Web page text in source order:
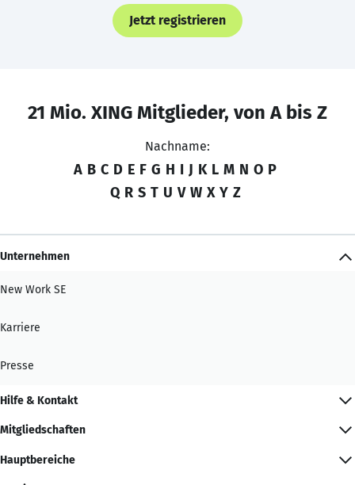
Jetzt registrieren
21 Mio. XING Mitglieder, von A bis Z
Nachname:
A B C D E F G H I J K L M N O P
Q R S T U V W X Y Z
Unternehmen
New Work SE
Karriere
Presse
Hilfe & Kontakt
Mitgliedschaften
Hauptbereiche